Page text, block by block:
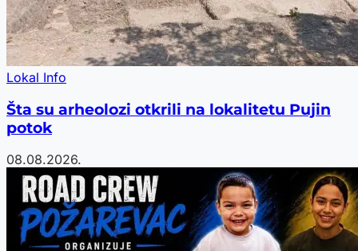
Lokal Info
Šta su arheolozi otkrili na lokalitetu Pujin
potok
08.08.2026.